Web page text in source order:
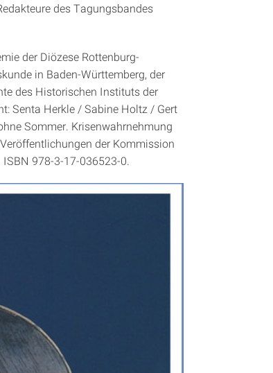
des Tagungsbandes
der Diözese Rottenburg-
in Baden-Württemberg, der
des Historischen Instituts der
Senta Herkle / Sabine Holtz / Gert
Sommer. Krisenwahrnehmung
der Kommission
ISBN 978-3-17-036523-0.